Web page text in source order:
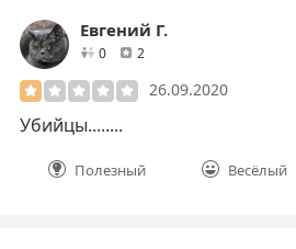
Евгений Г.
0друзей
2
26.09.2020
Убийцы........
Полезный Весёлый